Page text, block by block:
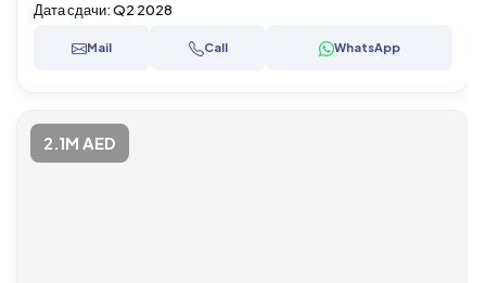
Дата сдачи:Q2 2028
Mail Call WhatsApp
2.1M AED